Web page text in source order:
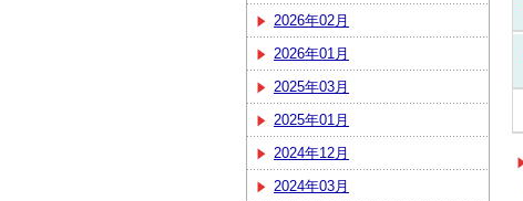
2026年02月
2026年01月
2025年03月
2025年01月
2024年12月
2024年03月